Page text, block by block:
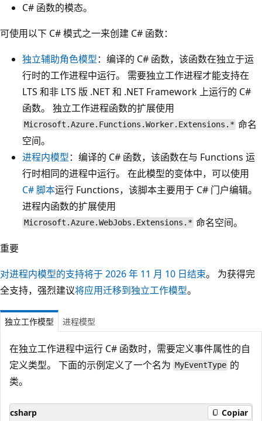
C# 函数的模态。
可使用以下 C# 模式之一来创建 C# 函数：
独立辅助角色模型：编译的 C# 函数，该函数在独立于运
行时的工作进程中运行。 需要独立工作进程才能支持在
LTS 和非 LTS 版 .NET 和 .NET Framework 上运行的 C#
函数。 独立工作进程函数的扩展使用
Microsoft.Azure.Functions.Worker.Extensions.* 命名
空间。
进程内模型：编译的 C# 函数，该函数在与 Functions 运
行时相同的进程中运行。 在此模型的变体中，可以使用
C# 脚本运行 Functions，该脚本主要用于 C# 门户编辑。
进程内函数的扩展使用
Microsoft.Azure.WebJobs.Extensions.* 命名空间。
重要
对进程内模型的支持将于 2026 年 11 月 10 日结束。 为获得完
全支持，强烈建议将应用迁移到独立工作模型。
独立工作模型 进程模型
在独立工作进程中运行 C# 函数时，需要定义事件属性的自
定义类型。 下面的示例定义了一个名为 MyEventType 的
类。
csharp Copiar